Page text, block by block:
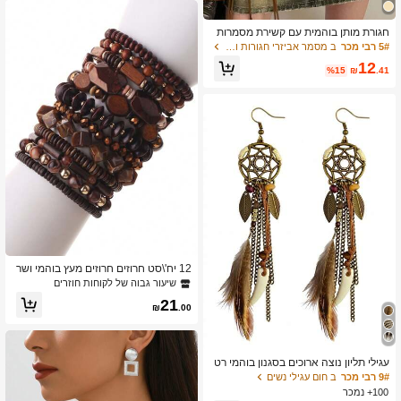
חגורת מותן בוהמית עם קשירת מסמרות
בצבע קפה אחד של חומר PU לנשים
5# רבי מכר
₪12.41
%15
עגילי תליון נוצה ארוכים בסגנון בוהמי רט
רו, עגילים בסגנון בוהו בעבודת יד לנשים
9# רבי מכר
ב חום עגילי נשים
100+ נמכר
12 יח'\סט חרוזים חרוזים מעץ בוהמי ושר
ף חום כהה שכבתי סט צמיד, מתאים למ
שיעור גבוה של לקוחות חוזרים
₪21.00